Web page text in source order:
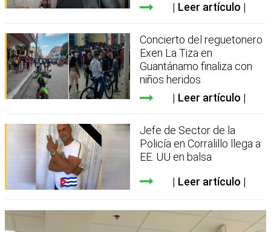
Leer artículo
Concierto del reguetonero
Exen La Tiza en
Guantánamo finaliza con
niños heridos
Leer artículo
Jefe de Sector de la
Policía en Corralillo llega a
EE. UU en balsa
Leer artículo